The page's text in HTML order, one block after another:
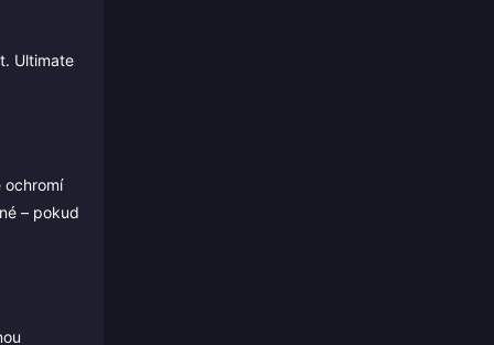
Ultimate
ochromí
– pokud